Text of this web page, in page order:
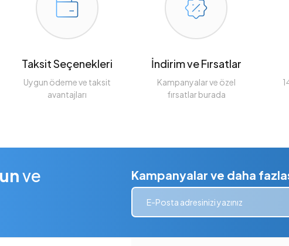
Taksit Seçenekleri
Uygun ödeme ve taksit
avantajları
İndirim ve Fırsatlar
Kampanyalar ve özel
fırsatlar burada
ve
Kampanyalar ve daha